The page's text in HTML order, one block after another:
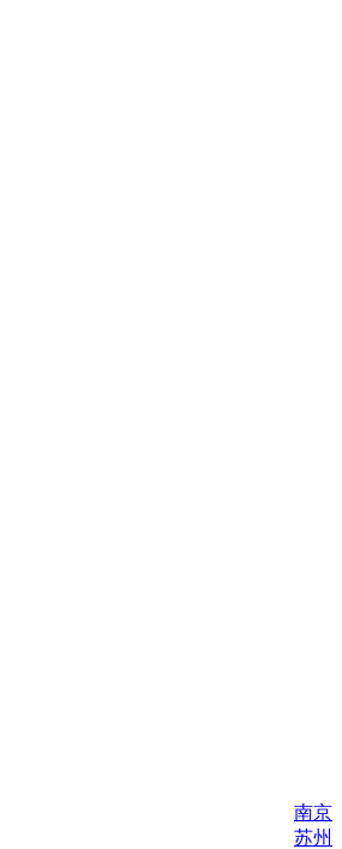
南京
苏州